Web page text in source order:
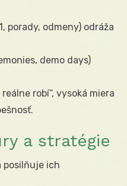
porady, odmeny) odráža
demo days)
robí“, vysoká miera
a stratégie
posilňuje ich